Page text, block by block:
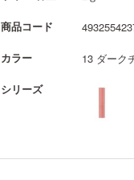
商品コード
カラー
13 ダーク
シリーズ